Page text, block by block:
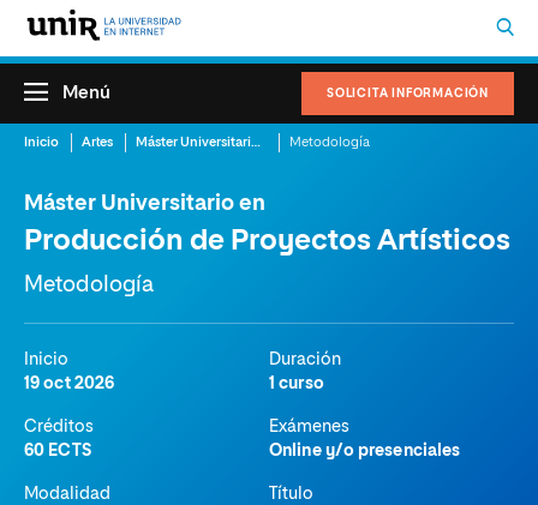
SOLICITA INFORMACIÓN
Menú
Inicio Artes Máster Universitario en Producción de Proyectos Artísticos Metodología
Máster Universitario en
Producción de Proyectos Artísticos
Metodología
Inicio
19 oct 2026
Duración
1 curso
Créditos
60 ECTS
Exámenes
Online y/o presenciales
Modalidad
Título